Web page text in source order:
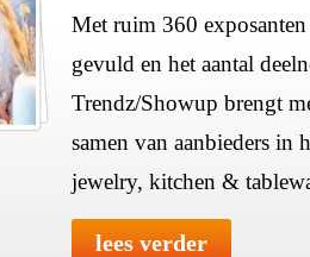
Met ruim 360
gevuld en het aantal
Trendz/Showup brengt
samen van aanbieders in
jewelry, kitchen &
lees verder